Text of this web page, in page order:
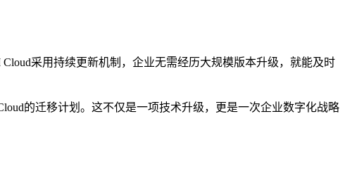
采用持续更新机制，企业无需经历大规模版本升级，就能及时
的迁移计划。这不仅是一项技术升级，更是一次企业数字化战略